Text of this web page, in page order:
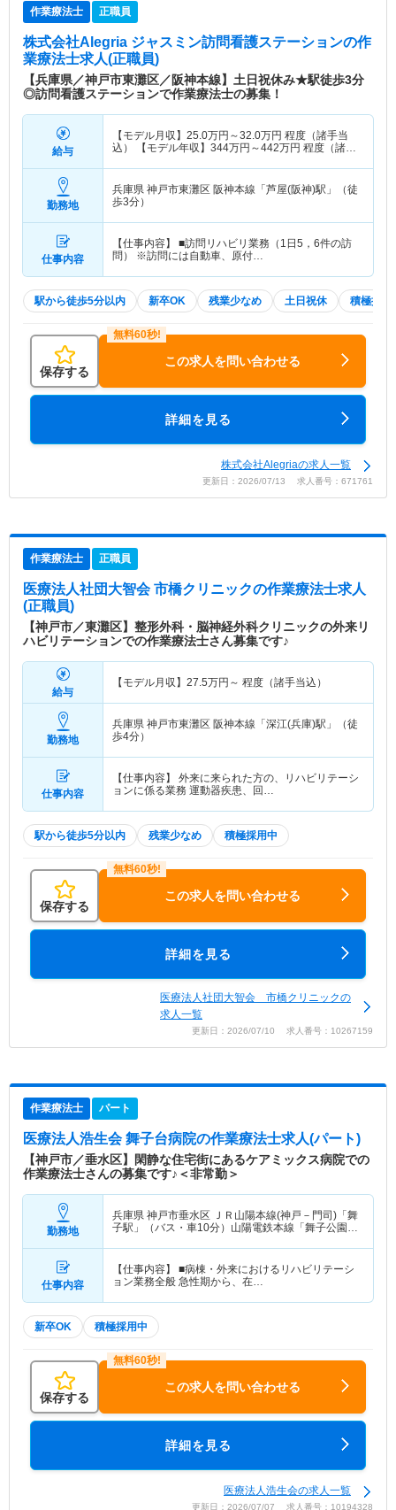
作業療法士 正職員
株式会社Alegria ジャスミン訪問看護ステーションの作
業療法士求人(正職員)
【兵庫県／神戸市東灘区／阪神本線】土日祝休み★駅徒歩3分
◎訪問看護ステーションで作業療法士の募集！
給与
【モデル月収】 25.0万円～32.0万円 程度（諸手当
込） 【モデル年収】 344万円～442万円 程度（諸手
勤務地
兵庫県 神戸市東灘区 阪神本線「芦屋(阪神)駅」（徒
歩3分）
仕事内容
【仕事内容】 ■訪問リハビリ業務（1日5，6件の訪
問） ※訪問には自動車、原付…
駅から徒歩5分以内 新卒OK 残業少なめ 土日祝休 積極採用
保存する
この求人を問い合わせる
詳細を見る
株式会社Alegriaの求人一覧
更新日：2026/07/13 求人番号：671761
作業療法士 正職員
医療法人社団大智会 市橋クリニックの作業療法士求人
(正職員)
【神戸市／東灘区】整形外科・脳神経外科クリニックの外来リ
ハビリテーションでの作業療法士さん募集です♪
給与
【モデル月収】 27.5万円～ 程度（諸手当込）
勤務地
兵庫県 神戸市東灘区 阪神本線「深江(兵庫)駅」（徒
歩4分）
仕事内容
【仕事内容】 外来に来られた方の、リハビリテーシ
ョンに係る業務 運動器疾患、回…
駅から徒歩5分以内 残業少なめ 積極採用中
保存する
この求人を問い合わせる
詳細を見る
医療法人社団大智会 市橋クリニックの
求人一覧
更新日：2026/07/10 求人番号：10267159
作業療法士 パート
医療法人浩生会 舞子台病院の作業療法士求人(パート)
【神戸市／垂水区】閑静な住宅街にあるケアミックス病院での
作業療法士さんの募集です♪＜非常勤＞
勤務地
兵庫県 神戸市垂水区 ＪＲ山陽本線(神戸－門司)「舞
子駅」（バス・車10分）山陽電鉄本線「舞子公園
仕事内容
【仕事内容】 ■病棟・外来におけるリハビリテーシ
ョン業務全般 急性期から、在…
新卒OK 積極採用中
保存する
この求人を問い合わせる
詳細を見る
医療法人浩生会の求人一覧
更新日：2026/07/07 求人番号：10194328